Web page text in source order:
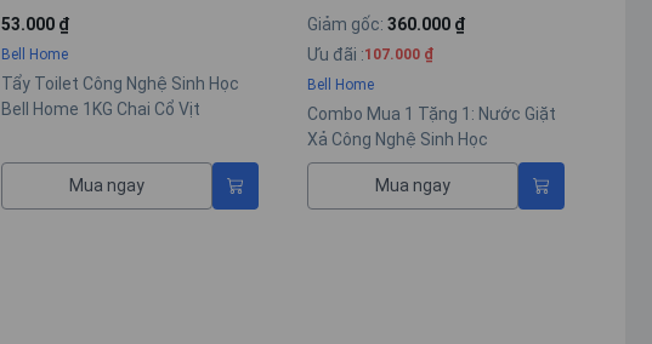
53.000 ₫
Bell Home
Tẩy Toilet Công Nghệ Sinh Học
Bell Home 1KG Chai Cổ Vịt
Mua ngay
Giảm gốc: 360.000 ₫
Ưu đãi :107.000 ₫
Bell Home
Combo Mua 1 Tặng 1: Nước Giặt
Xả Công Nghệ Sinh Học
BellHome Xanh Lá 3,2KG (Tặng
Túi Nước Xả Vải BellHome Đỏ
Hương Nước Hoa Tinh Tế 2KG)
Mua ngay